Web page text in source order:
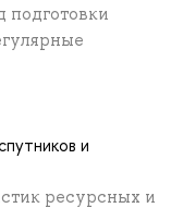
подготовки
и
ресурсных и